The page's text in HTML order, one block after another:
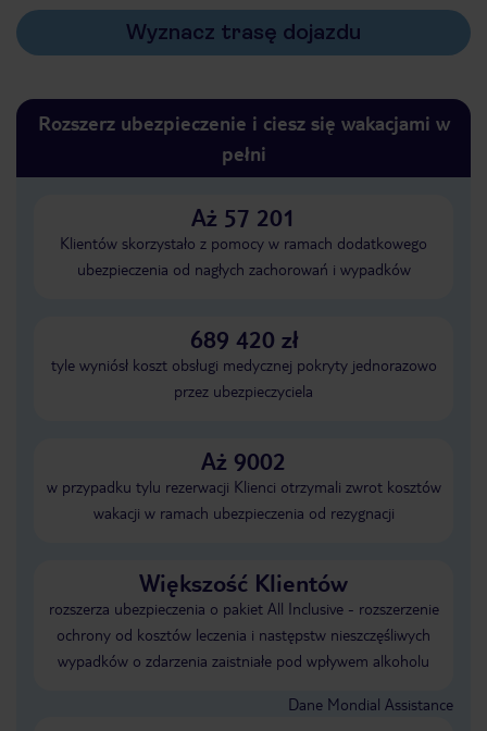
Wyznacz trasę dojazdu
Rozszerz ubezpieczenie i ciesz się wakacjami w
pełni
Aż 57 201
Klientów skorzystało z pomocy w ramach dodatkowego
ubezpieczenia od nagłych zachorowań i wypadków
689 420 zł
tyle wyniósł koszt obsługi medycznej pokryty jednorazowo
przez ubezpieczyciela
Aż 9002
w przypadku tylu rezerwacji Klienci otrzymali zwrot kosztów
wakacji w ramach ubezpieczenia od rezygnacji
Większość Klientów
rozszerza ubezpieczenia o pakiet All Inclusive - rozszerzenie
ochrony od kosztów leczenia i następstw nieszczęśliwych
wypadków o zdarzenia zaistniałe pod wpływem alkoholu
Dane Mondial Assistance